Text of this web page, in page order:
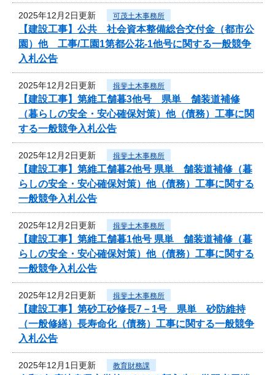
2025年12月2日更新 可茂土木事務所
【建設工事】公共 社会資本整備総合交付金（都市公
園）他 工事/工園1第都公花-1他号に関する一般競争
入札公告
2025年12月2日更新 揖斐土木事務所
【建設工事】第維工舗暮3他号 県単 舗装道補修
（暮らしの安全・安心確保対策）他（債務）工事に関
する一般競争入札公告
2025年12月2日更新 揖斐土木事務所
【建設工事】第維工舗暮2他号 県単 舗装道補修（暮
らしの安全・安心確保対策）他（債務）工事に関する
一般競争入札公告
2025年12月2日更新 揖斐土木事務所
【建設工事】第維工舗暮1他号 県単 舗装道補修（暮
らしの安全・安心確保対策）他（債務）工事に関する
一般競争入札公告
2025年12月2日更新 揖斐土木事務所
【建設工事】第砂工砂修長7－1号 県単 砂防維持
（一般修繕）長寿命化（債務）工事に関する一般競争
入札公告
2025年12月1日更新 教育財務課